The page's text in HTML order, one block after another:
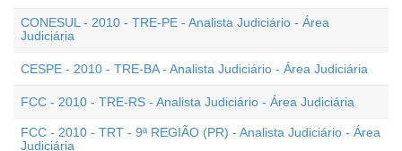
CONESUL - 2010 - TRE-PE - Analista Judiciário - Área
Judiciária
CESPE - 2010 - TRE-BA - Analista Judiciário - Área Judiciária
FCC - 2010 - TRE-RS - Analista Judiciário - Área Judiciária
FCC - 2010 - TRT - 9ª REGIÃO (PR) - Analista Judiciário - Área
Judiciária